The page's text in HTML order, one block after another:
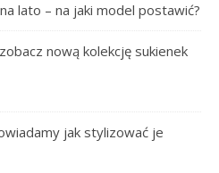
lato – na jaki model postawić?
nową kolekcję sukienek
jak stylizować je